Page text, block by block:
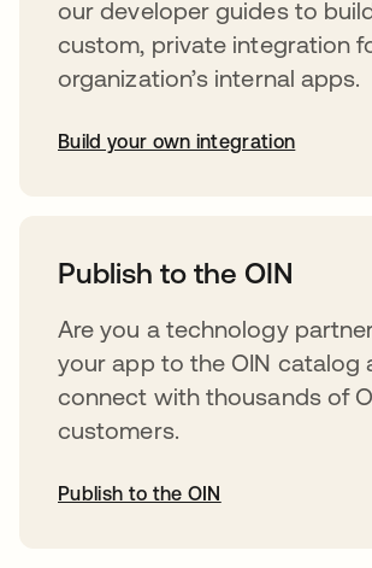
our developer guides to
custom, private integration
organization’s internal apps.
Build your own integration
Publish to the OIN
Are you a technology
your app to the OIN catalog
connect with thousands of
customers.
Publish to the OIN